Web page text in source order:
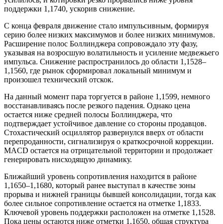
поддержки 1,1740, ускорив снижение.
С конца февраля движение стало импульсивным, формируя
серию более низких максимумов и более низких минимумов.
Расширение полос Боллинджера сопровождало эту фазу,
указывая на возросшую волатильность и усиление медвежьего
импульса. Снижение распространилось до области 1,1528–
1,1560, где рынок сформировал локальный минимум и
произошел технический отскок.
На данный момент пара торгуется в районе 1,1599, немного
восстанавливаясь после резкого падения. Однако цена
остается ниже средней полосы Боллинджера, что
подтверждает устойчивое давление со стороны продавцов.
Стохастический осциллятор развернулся вверх от области
перепроданности, сигнализируя о краткосрочной коррекции.
MACD остается на отрицательной территории и продолжает
генерировать нисходящую динамику.
Ближайший уровень сопротивления находится в районе
1,1650–1,1680, который ранее выступал в качестве зоны
прорыва и нижней границы бывшей консолидации, тогда как
более сильное сопротивление остается на отметке 1,1833.
Ключевой уровень поддержки расположен на отметке 1,1528.
Пока цены остаются ниже отметки 1,1650, общая структура